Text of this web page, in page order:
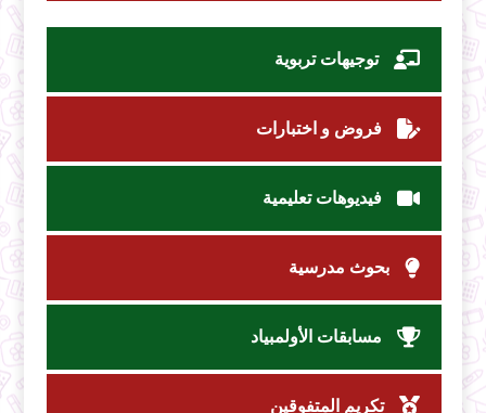
توجيهات تربوية
فروض و اختبارات
فيديوهات تعليمية
بحوث مدرسية
مسابقات الأولمبياد
تكريم المتفوقين